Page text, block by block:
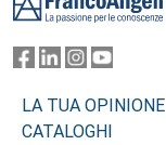
LA TUA OPINIONE
CATALOGHI